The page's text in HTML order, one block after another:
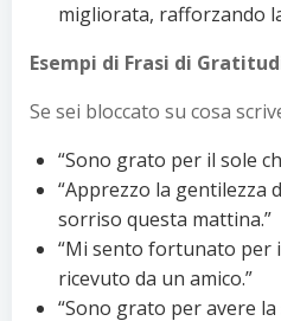
migliorata, rafforzando
Esempi di Frasi di
Se sei bloccato su cosa
“Sono grato per il sole
“Apprezzo la gentilezza
sorriso questa mattina.”
“Mi sento fortunato per
ricevuto da un amico.”
“Sono grato per avere